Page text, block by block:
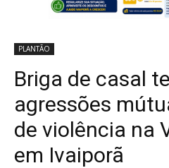
PLANTÃO
Briga de casal
agressões
de violência na
em Ivaiporã